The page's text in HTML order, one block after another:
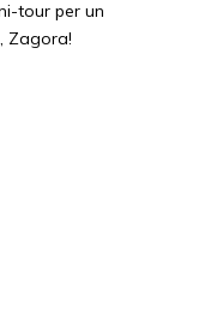
tour per un
Zagora!